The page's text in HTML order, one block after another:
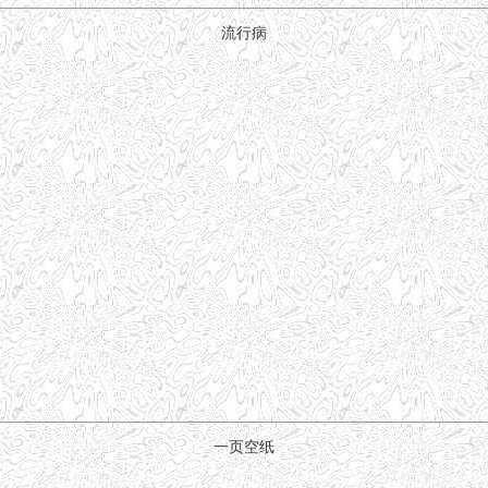
流行病
一页空纸